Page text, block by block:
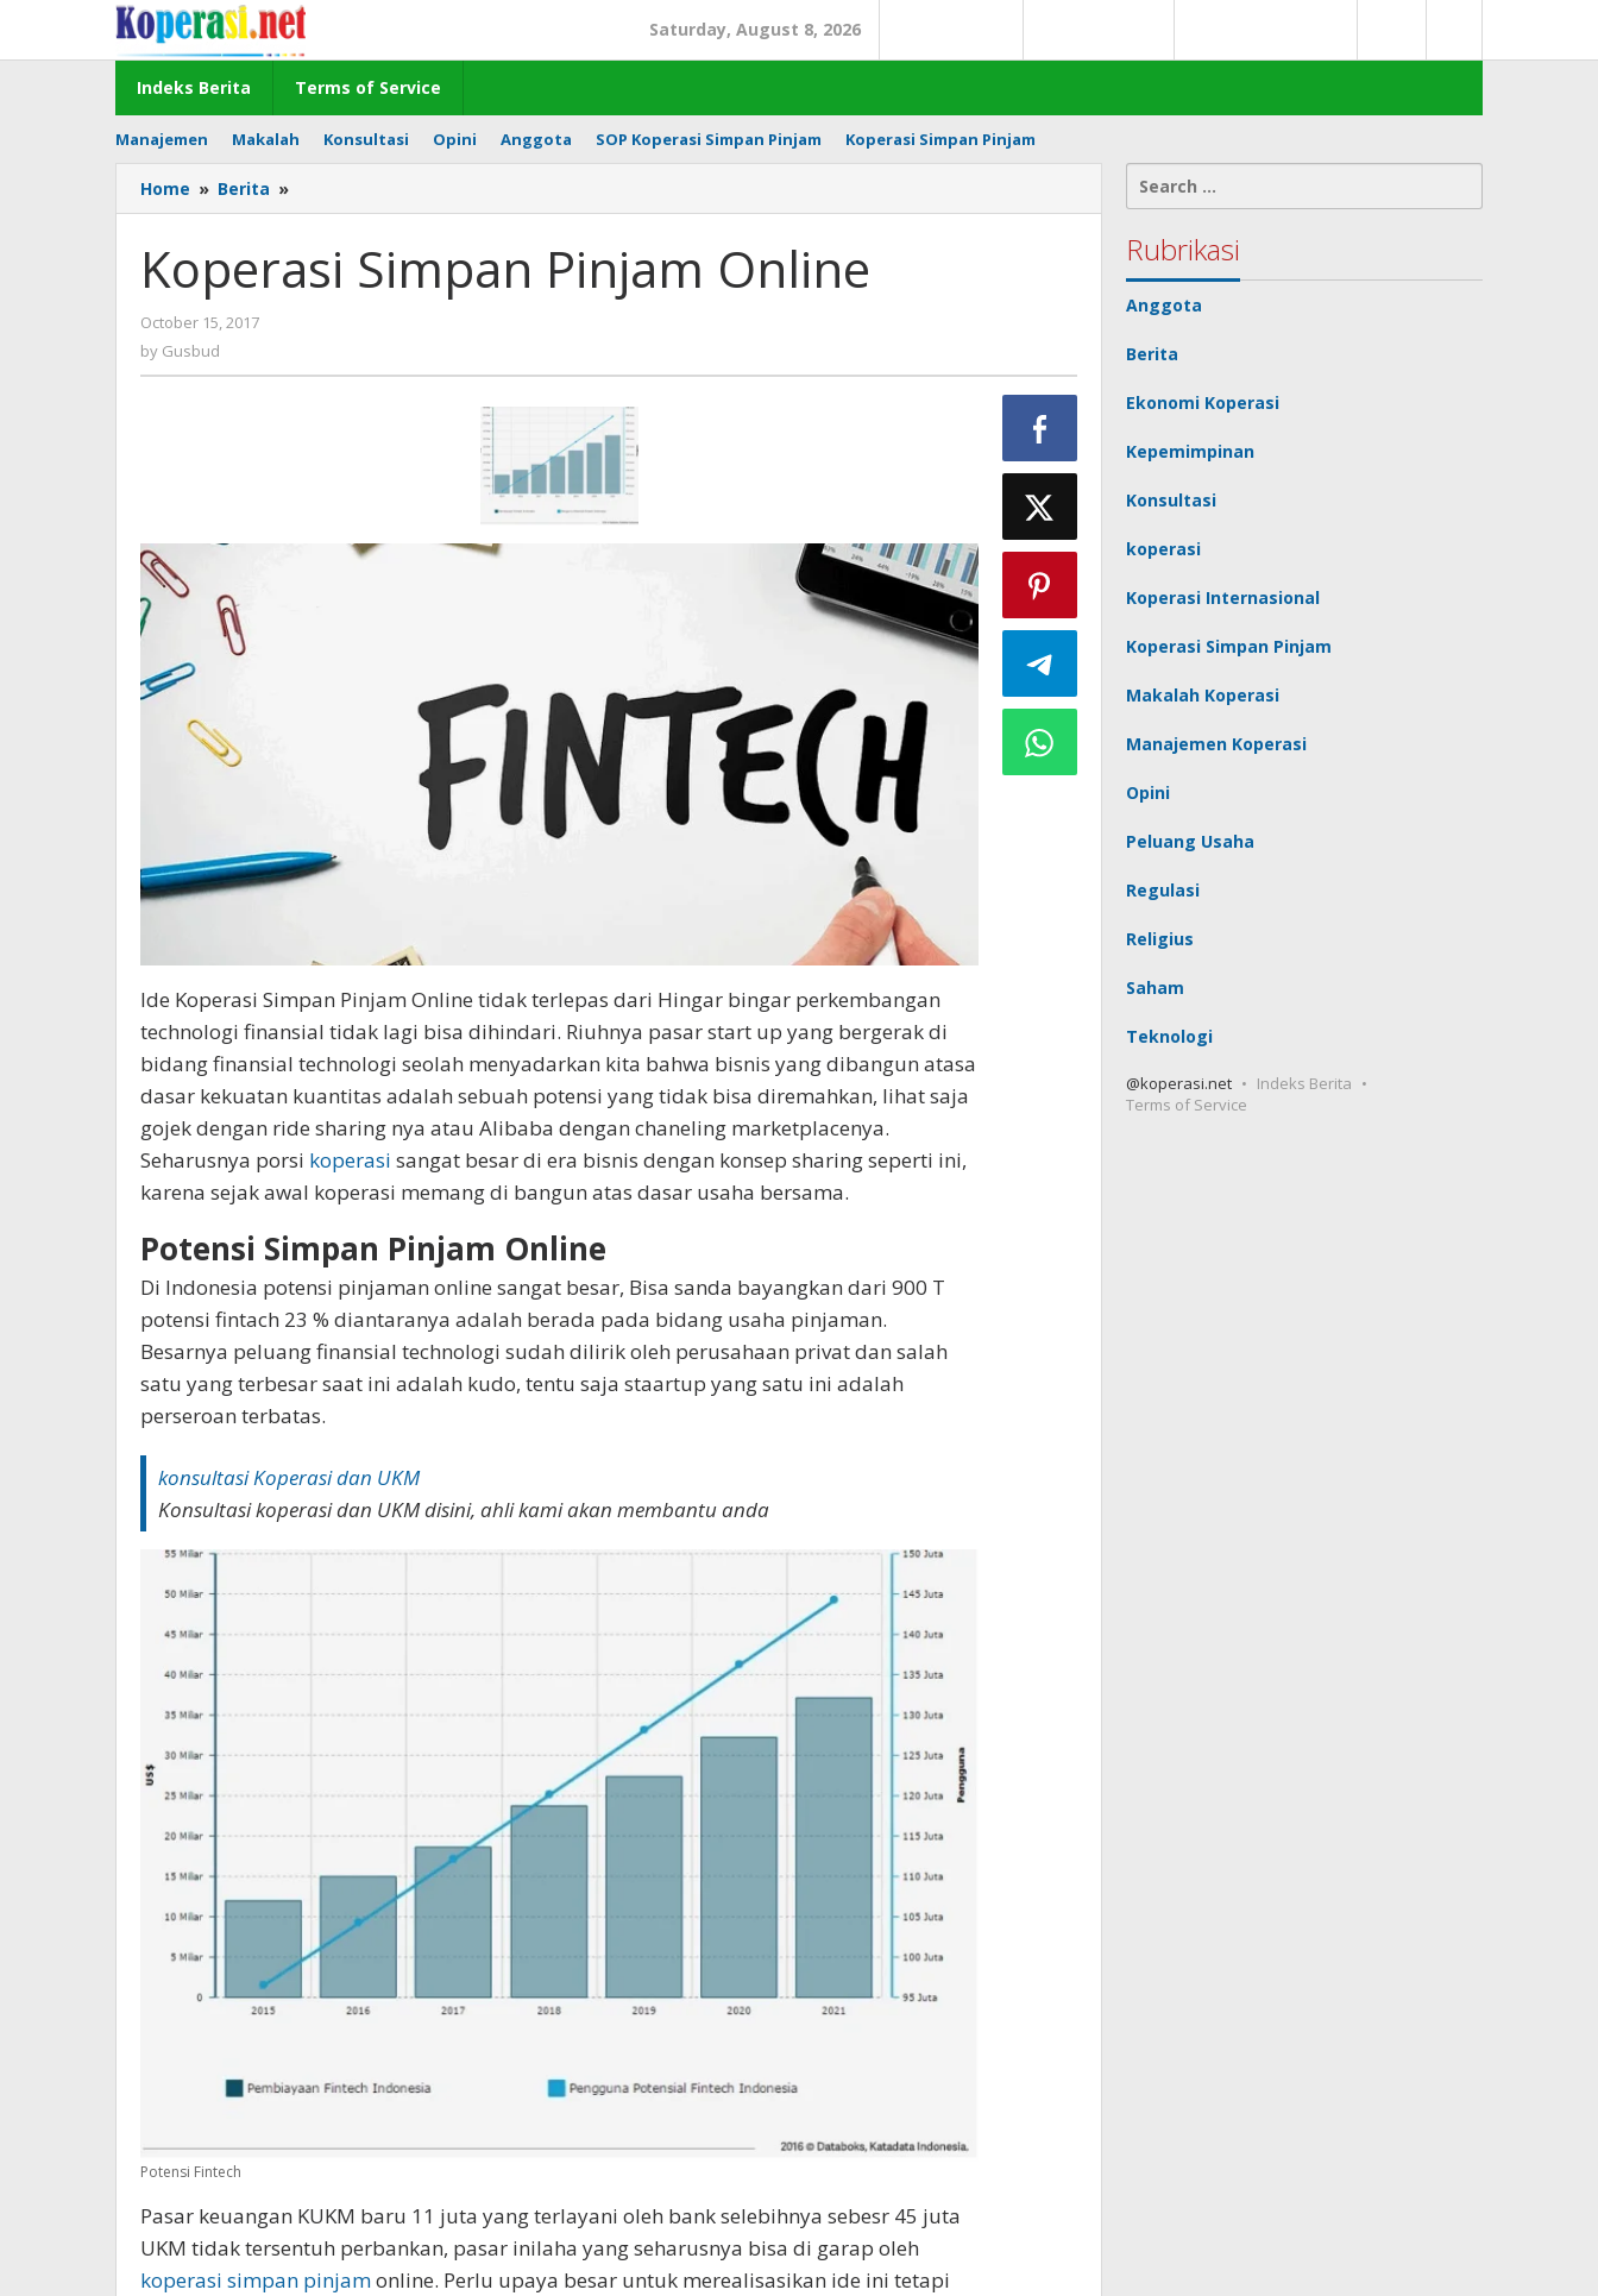
content
Saturday, August 8, 2026
Indeks Berita Terms of Service
Manajemen Makalah Konsultasi Opini Anggota SOP Koperasi Simpan Pinjam Koperasi Simpan Pinjam
Home » Berita »
Simpan
Online
Koperasi Simpan Pinjam Online
October 15, 2017
by Gusbud
Ide Koperasi Simpan Pinjam Online tidak terlepas dari Hingar bingar perkembangan
technologi finansial tidak lagi bisa dihindari. Riuhnya pasar start up yang bergerak di
bidang finansial technologi seolah menyadarkan kita bahwa bisnis yang dibangun atasa
dasar kekuatan kuantitas adalah sebuah potensi yang tidak bisa diremahkan, lihat saja
gojek dengan ride sharing nya atau Alibaba dengan chaneling marketplacenya.
Seharusnya porsi koperasi sangat besar di era bisnis dengan konsep sharing seperti ini,
karena sejak awal koperasi memang di bangun atas dasar usaha bersama.
Potensi Simpan Pinjam Online
Di Indonesia potensi pinjaman online sangat besar, Bisa sanda bayangkan dari 900 T
potensi fintach 23 % diantaranya adalah berada pada bidang usaha pinjaman.
Besarnya peluang finansial technologi sudah dilirik oleh perusahaan privat dan salah
satu yang terbesar saat ini adalah kudo, tentu saja staartup yang satu ini adalah
perseroan terbatas.
konsultasi Koperasi dan UKM
Konsultasi koperasi dan UKM disini, ahli kami akan membantu anda
Potensi Fintech
Pasar keuangan KUKM baru 11 juta yang terlayani oleh bank selebihnya sebesr 45 juta
UKM tidak tersentuh perbankan, pasar inilaha yang seharusnya bisa di garap oleh
koperasi simpan pinjamonline. Perlu upaya besar untuk merealisasikan ide ini tetapi
for:
Rubrikasi
Anggota
Berita
Ekonomi Koperasi
Kepemimpinan
Konsultasi
koperasi
Koperasi Internasional
Koperasi Simpan Pinjam
Makalah Koperasi
Manajemen Koperasi
Opini
Peluang Usaha
Regulasi
Religius
Saham
Teknologi
@koperasi.net
Indeks Berita
Terms of Service